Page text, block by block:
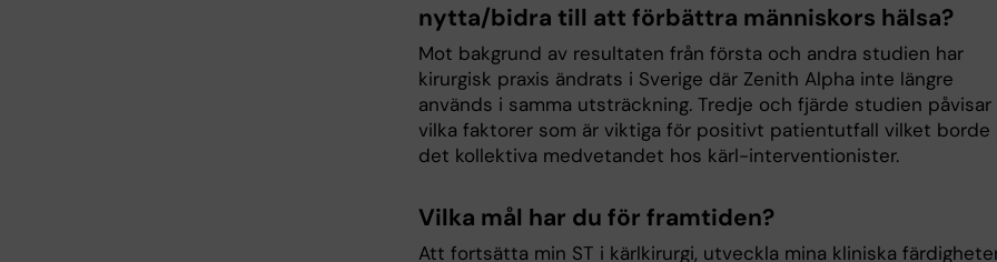
nytta/bidra till att förbättra människors hälsa?
Mot bakgrund av resultaten från första och andra studien har
kirurgisk praxis ändrats i Sverige där Zenith Alpha inte längre
används i samma utsträckning. Tredje och fjärde studien påvisar
vilka faktorer som är viktiga för positivt patientutfall vilket borde
det kollektiva medvetandet hos kärl-interventionister.
Vilka mål har du för framtiden?
Att fortsätta min ST i kärlkirurgi, utveckla mina kliniska